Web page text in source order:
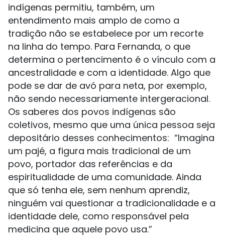
indígenas permitiu, também, um
entendimento mais amplo de como a
tradição não se estabelece por um recorte
na linha do tempo. Para Fernanda, o que
determina o pertencimento é o vínculo com a
ancestralidade e com a identidade. Algo que
pode se dar de avó para neta, por exemplo,
não sendo necessariamente intergeracional.
Os saberes dos povos indígenas são
coletivos, mesmo que uma única pessoa seja
depositário desses conhecimentos: “Imagina
um pajé, a figura mais tradicional de um
povo, portador das referências e da
espiritualidade de uma comunidade. Ainda
que só tenha ele, sem nenhum aprendiz,
ninguém vai questionar a tradicionalidade e a
identidade dele, como responsável pela
medicina que aquele povo usa.”